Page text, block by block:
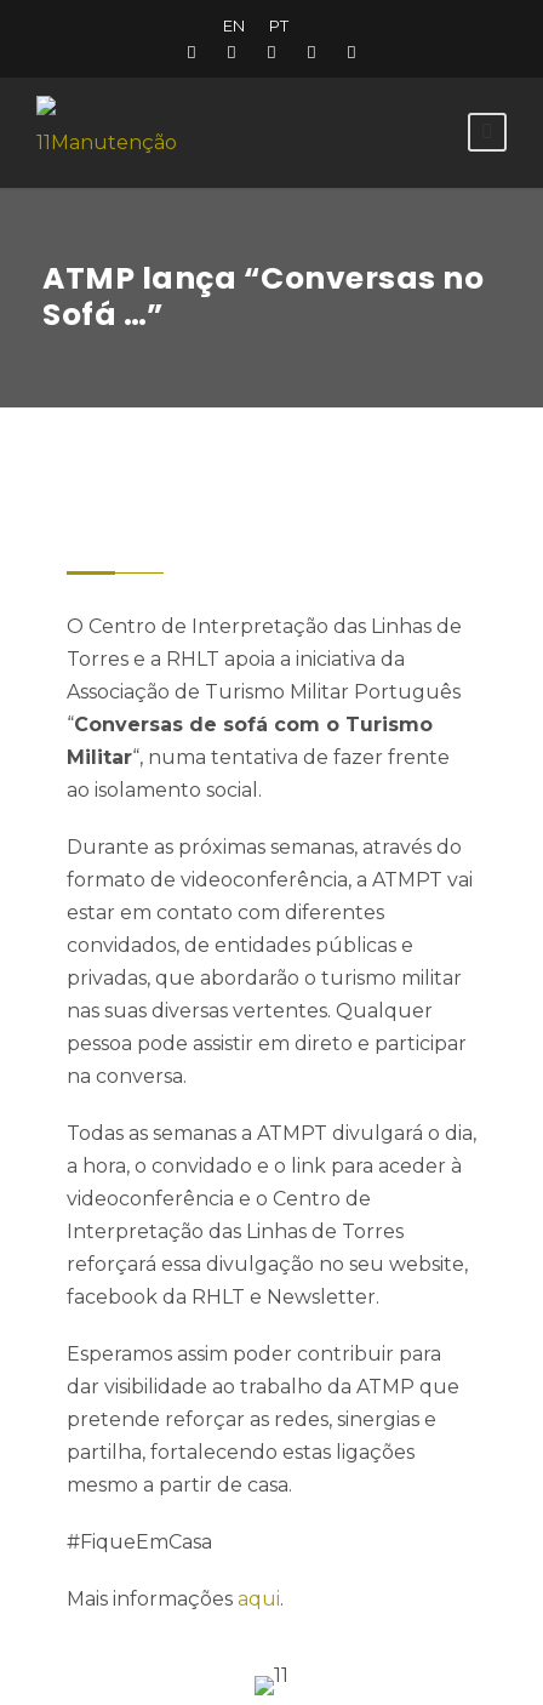
EN PT
ATMP lança “Conversas no
Sofá …”
O Centro de Interpretação das Linhas de
Torres e a RHLT apoia a iniciativa da
Associação de Turismo Militar Português
“Conversas de sofá com o Turismo
Militar“, numa tentativa de fazer frente
ao isolamento social.
Durante as próximas semanas, através do
formato de videoconferência, a ATMPT vai
estar em contato com diferentes
convidados, de entidades públicas e
privadas, que abordarão o turismo militar
nas suas diversas vertentes. Qualquer
pessoa pode assistir em direto e participar
na conversa.
Todas as semanas a ATMPT divulgará o dia,
a hora, o convidado e o link para aceder à
videoconferência e o Centro de
Interpretação das Linhas de Torres
reforçará essa divulgação no seu website,
facebook da RHLT e Newsletter.
Esperamos assim poder contribuir para
dar visibilidade ao trabalho da ATMP que
pretende reforçar as redes, sinergias e
partilha, fortalecendo estas ligações
mesmo a partir de casa.
#FiqueEmCasa
Mais informações aqui.